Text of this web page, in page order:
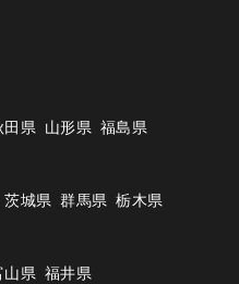
田県 山形県 福島県
茨城県 群馬県 栃木県
山県 福井県